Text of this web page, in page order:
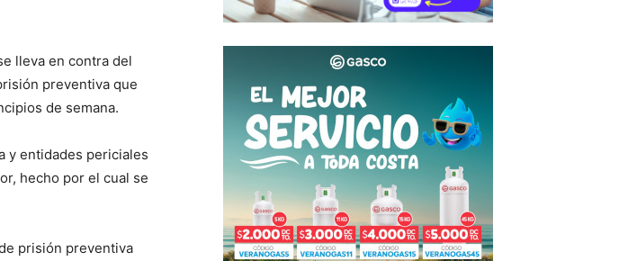
lleva en contra del
preventiva que
de semana.
y entidades periciales
hecho por el cual se
prisión preventiva